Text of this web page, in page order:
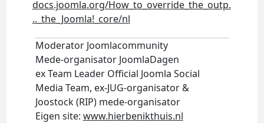
docs.joomla.org/How_to_override_the_outp.
.._the_Joomla!_core/nl
Moderator Joomlacommunity
Mede-organisator JoomlaDagen
ex Team Leader Official Joomla Social
Media Team, ex-JUG-organisator &
Joostock (RIP) mede-organisator
Eigen site: www.hierbenikthuis.nl